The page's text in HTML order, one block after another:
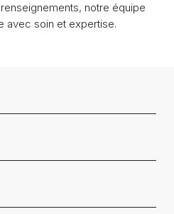
notre équipe
avec soin et expertise.